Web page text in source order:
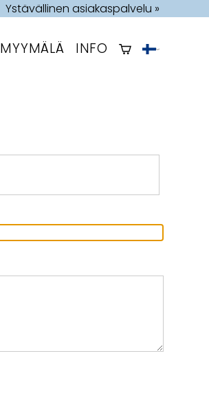
Ystävällinen asiakaspalvelu »
MYYMÄLÄ INFO